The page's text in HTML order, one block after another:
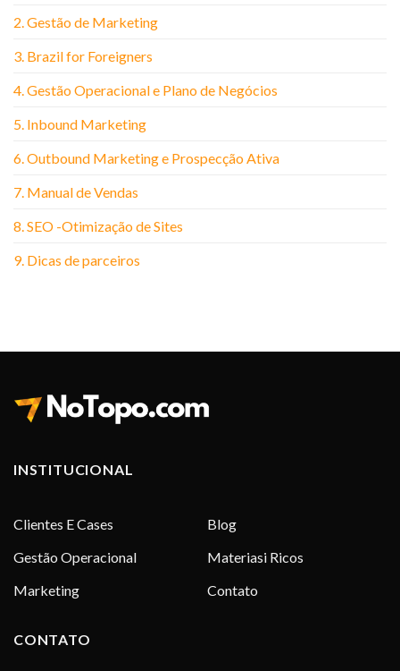
2. Gestão de Marketing
3. Brazil for Foreigners
4. Gestão Operacional e Plano de Negócios
5. Inbound Marketing
6. Outbound Marketing e Prospecção Ativa
7. Manual de Vendas
8. SEO -Otimização de Sites
9. Dicas de parceiros
INSTITUCIONAL
Clientes E Cases
Gestão Operacional
Marketing
Blog
Materiasi Ricos
Contato
CONTATO